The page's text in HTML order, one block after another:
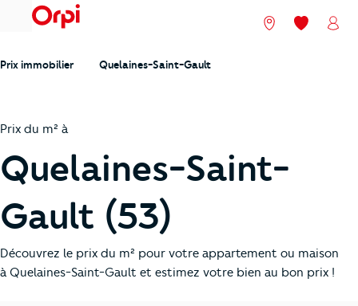
menu Nos agences
Mes
Prix immobilier Quelaines-Saint-Gault
Prix du m² à
Quelaines-Saint-
Gault (53)
Découvrez le prix du m² pour votre appartement ou maison
à Quelaines-Saint-Gault et estimez votre bien au bon prix !